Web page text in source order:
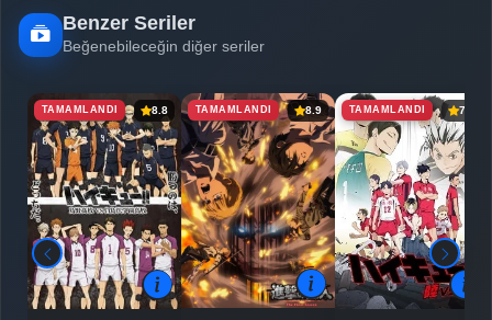
Benzer Seriler
Beğenebileceğin diğer seriler
TAMAMLANDI 8.8 TAMAMLANDI 8.9 TAMAMLANDI 7.8